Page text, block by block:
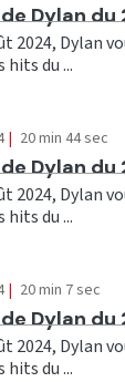
Dylan
2024, Dylan
du ...
| 20 min 44 sec
Dylan
2024, Dylan
du ...
| 20 min 7 sec
Dylan
2024, Dylan
du ...